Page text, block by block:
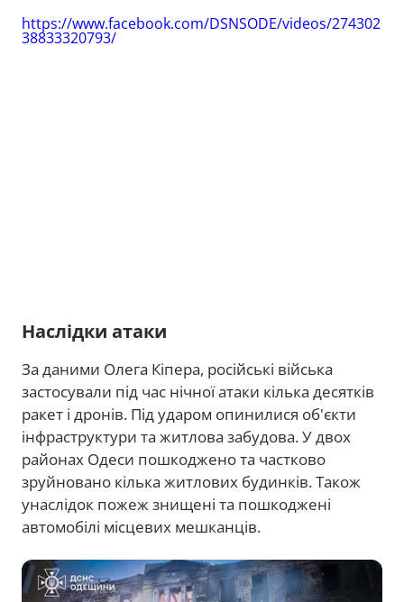
https://www.facebook.com/DSNSODE/videos/274302
38833320793/
Наслідки атаки
За даними Олега Кіпера, російські війська
застосували під час нічної атаки кілька десятків
ракет і дронів. Під ударом опинилися об'єкти
інфраструктури та житлова забудова. У двох
районах Одеси пошкоджено та частково
зруйновано кілька житлових будинків. Також
унаслідок пожеж знищені та пошкоджені
автомобілі місцевих мешканців.